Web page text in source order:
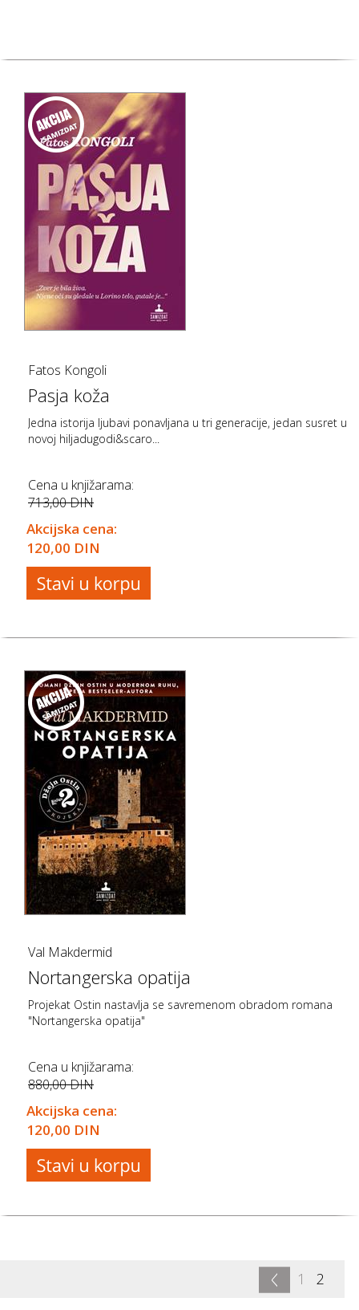
Fatos Kongoli
Pasja koža
Jedna istorija ljubavi ponavljana u tri generacije, jedan susret u
novoj hiljadugodi&scaro...
Cena u knjižarama:
713,00 DIN
Akcijska cena:
120,00 DIN
Val Makdermid
Nortangerska opatija
Projekat Ostin nastavlja se savremenom obradom romana
"Nortangerska opatija"
Cena u knjižarama:
880,00 DIN
Akcijska cena:
120,00 DIN
< 1 2